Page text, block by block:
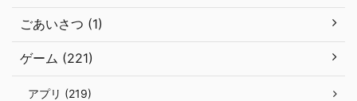
ごあいさつ (1)
ゲーム (221)
アプリ (219)